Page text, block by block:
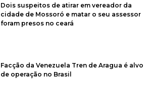
Dois suspeitos de atirar em vereador da
cidade de Mossoró e matar o seu assessor
foram presos no ceará
Facção da Venezuela Tren de Aragua é alvo
de operação no Brasil